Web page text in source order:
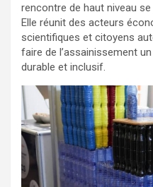
rencontre de haut niveau
Elle réunit des acteurs
scientifiques et citoyens
faire de l’assainissement
durable et inclusif.